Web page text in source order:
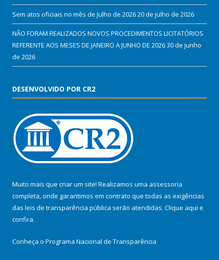
Sem atos oficiais no mês de Julho de 202620 de julho de 2026
NÃO FORAM REALIZADOS NOVOS PROCEDIMENTOS LICITATÓRIOS
REFERENTE AOS MESES DE JANEIRO A JUNHO DE 202630 de junho
de 2026
DESENVOLVIDO POR CR2
Muito mais que criar um site! Realizamos uma assessoria
completa, onde garantimos em contrato que todas as exigências
das leis de transparência pública serão atendidas. Clique aqui e
confira.
Conheça o Programa Nacional de Transparência